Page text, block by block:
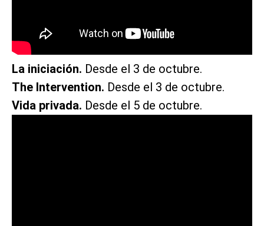
La iniciación. Desde el 3 de octubre.
The Intervention. Desde el 3 de octubre.
Vida privada. Desde el 5 de octubre.